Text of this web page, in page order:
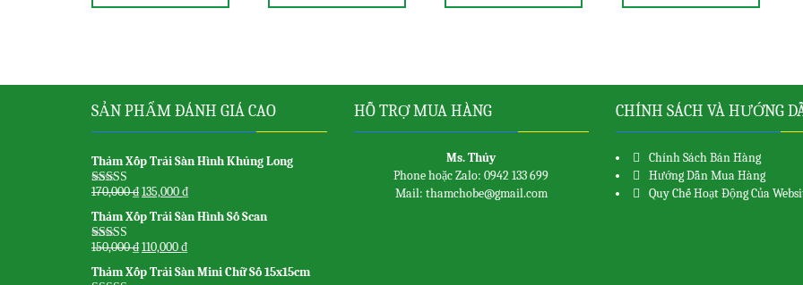
SẢN PHẨM ĐÁNH GIÁ CAO
Thảm Xốp Trải Sàn Hình Khủng Long
Được xếp
sao
170,000₫135,000₫
Thảm Xốp Trải Sàn Hình Số Scan
Được xếp
sao
150,000₫110,000₫
Thảm Xốp Trải Sàn Mini Chữ Số 15x15cm
HỖ TRỢ MUA HÀNG
Ms. Thủy
Phone hoặc Zalo: 0942 133 699
Mail: thamchobe@gmail.com
CHÍNH SÁCH VÀ HƯỚNG
Chính Sách Bán Hàng
Hướng Dẫn Mua Hàng
Quy Chế Hoạt Động Của